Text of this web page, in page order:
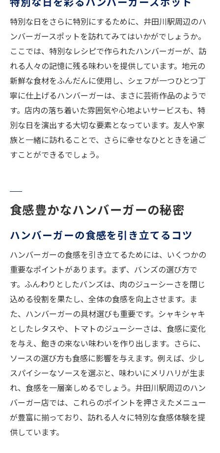
特別な日をさらに特別にするために、井田川駅周辺のハ
ンバーガースポットを訪れてみてはいかがでしょうか。
ここでは、特別なレシピで作られたハンバーガーが、訪
れる人々の記憶に残る味わいを提供しています。地元の
新鮮な食材をふんだんに使用し、シェフが一つひとつ丁
寧に仕上げるハンバーガーは、まさに芸術作品のようで
す。店内の落ち着いた雰囲気や心地よいサービスも、特
別な日を演出する大切な要素となっています。友人や家
族と一緒に訪れることで、さらに幸せなひとときを過ご
すことができるでしょう。
食感豊かなハンバーガーの秘密
ハンバーガーの食感を引き立てるコツ
ハンバーガーの食感を引き立てるためには、いくつかの
重要なポイントがあります。まず、バンズの選び方で
す。ふんわりとしたバンズは、肉のジューシーさを閉じ
込める役割を果たし、全体の食感を向上させます。ま
た、ハンバーガーの具材選びも重要です。シャキシャキ
としたレタスや、トマトのジューシーさは、食感に変化
を与え、飽きの来ない味わいを作り出します。さらに、
ソースの選び方も食感に影響を与えます。例えば、少し
スパイシーなソースを選ぶと、味わいにメリハリが生ま
れ、食感を一層楽しめるでしょう。井田川駅周辺のハン
バーガー店では、これらのポイントを押さえたメニュー
が豊富に揃っており、訪れる人々に特別な食感体験を提
供しています。